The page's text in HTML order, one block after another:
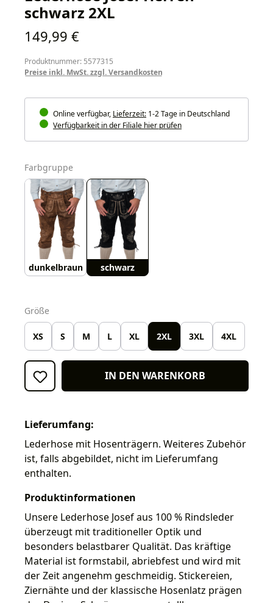
schwarz 2XL
Regulärer Preis:
149,99 €
Produktnummer: 5577315
Preise inkl. MwSt. zzgl. Versandkosten
Online verfügbar, Lieferzeit: 1-2 Tage in Deutschland
Verfügbarkeit in der Filiale hier prüfen
Farbgruppe
dunkelbraun schwarz
Größe
XS S M L XL 2XL 3XL 4XL
IN DEN WARENKORB
Lieferumfang:
Lederhose mit Hosenträgern. Weiteres Zubehör
ist, falls abgebildet, nicht im Lieferumfang
enthalten.
Produktinformationen
Unsere Lederhose Josef aus 100 % Rindsleder
überzeugt mit traditioneller Optik und
besonders belastbarer Qualität. Das kräftige
Material ist formstabil, abriebfest und wird mit
der Zeit angenehm geschmeidig. Stickereien,
Ziernähte und der klassische Hosenlatz prägen